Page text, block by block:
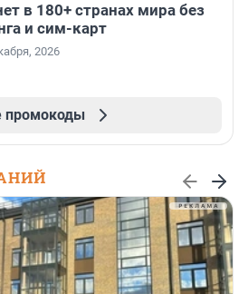
в 180+ странах мира без
и сим-карт
2026
промокоды